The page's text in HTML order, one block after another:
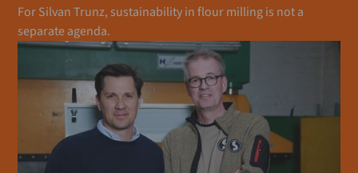
For Silvan Trunz, sustainability in flour milling is not a
separate agenda.